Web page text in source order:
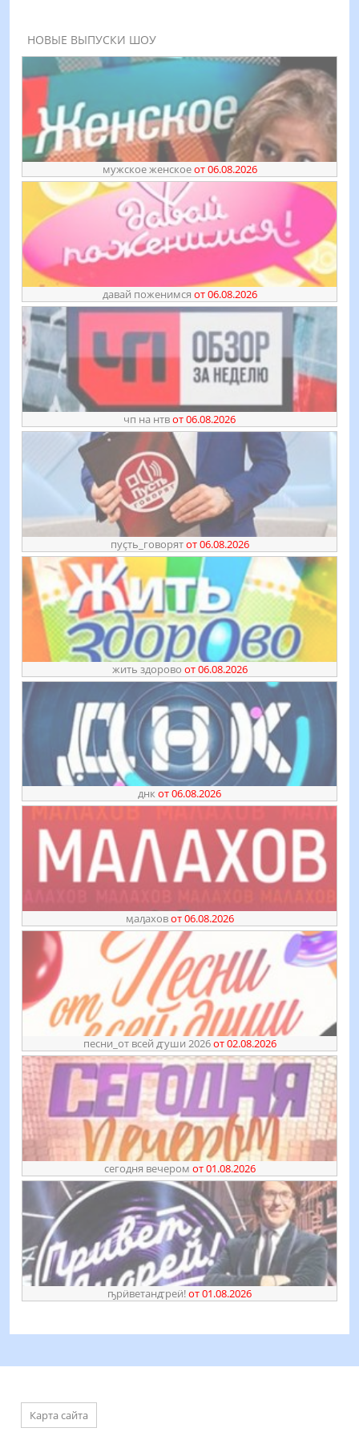
НОВЫЕ ВЫПУСКИ ШОУ
мужское женскоеот 06.08.2026
давай поженимся от 06.08.2026
чп на нтвот 06.08.2026
пуҫть_говорятот 06.08.2026
жить здорово от 06.08.2026
днк от 06.08.2026
ӎаԓаховот 06.08.2026
песни_от всей ꙣуши 2026от 02.08.2026
сегодня вечером от 01.08.2026
ҧрӥветанꙣреӥ!от 01.08.2026
Карта сайта